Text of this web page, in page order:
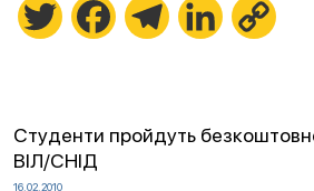
Twitter FacebookTelegramLinkedIn
Cтуденти пройдуть
ВІЛ/СНІД
16.02.2010